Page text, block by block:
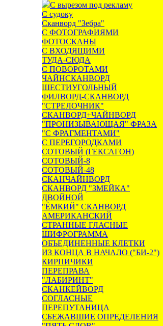
С вырезом под рекламу
С судоку
Сканворд "Зебра"
С ФОТОГРАФИЯМИ
ФОТОСКАНЫ
С ВХОДЯЩИМИ
ТУДА-СЮДА
С ПОВОРОТАМИ
ЧАЙНСКАНВОРД
ШЕСТИУГОЛЬНЫЙ
ФИЛВОРД-СКАНВОРД
"СТРЕЛОЧНИК"
СКАНВОРД+ЧАЙНВОРД
"ПРОНИЗЫВАЮЩАЯ" ФРАЗА
"С ФРАГМЕНТАМИ"
С ПЕРЕГОРОДКАМИ
СОТОВЫЙ (ГЕКСАГОН)
СОТОВЫЙ-8
СОТОВЫЙ-48
СКАНЧАЙНВОРД
СКАНВОРД "ЗМЕЙКА"
ДВОЙНОЙ
"ЁМКИЙ" СКАНВОРД
АМЕРИКАНСКИЙ
СТРАННЫЕ ГЛАСНЫЕ
ШИФРОГРАММА
ОБЪЕДИНЕННЫЕ КЛЕТКИ
ИЗ КОНЦА В НАЧАЛО ("БИ-2")
КИРПИЧИКИ
ПЕРЕПРАВА
"ЛАБИРИНТ"
СКАНКЕЙВОРД
СОГЛАСНЫЕ
ПЕРЕПУТАНИЦА
СБЕЖАВШИЕ ОПРЕДЕЛЕНИЯ